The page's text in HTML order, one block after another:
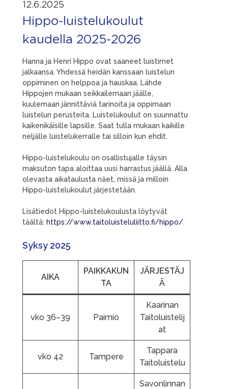
12.6.2025
Hippo-luistelukoulut
kaudella 2025-2026
Hanna ja Henri Hippo ovat saaneet luistimet
jalkaansa. Yhdessä heidän kanssaan luistelun
oppiminen on helppoa ja hauskaa. Lähde
Hippojen mukaan seikkailemaan jäälle,
kuulemaan jännittäviä tarinoita ja oppimaan
luistelun perusteita. Luistelukoulut on suunnattu
kaikenikäisille lapsille. Saat tulla mukaan kaikille
neljälle luistelukerralle tai silloin kun ehdit.
Hippo-luistelukoulu on osallistujalle täysin
maksuton tapa aloittaa uusi harrastus jäällä. Alla
olevasta aikataulusta näet, missä ja milloin
Hippo-luistelukoulut järjestetään.
Lisätiedot Hippo-luistelukoulusta löytyvät
täältä: https://www.taitoluisteluliitto.fi/hippo/
Syksy 2025
AIKA
PAIKKAKUN
TA
JÄRJESTÄJ
Ä
vko 36–39 Paimio
Kaarinan
Taitoluistelij
at
vko 42 Tampere
Tappara
Taitoluistelu
Savonlinnan